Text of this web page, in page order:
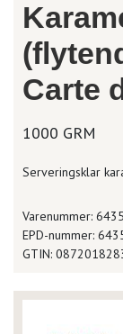
Carte
1000 GRM
Serveringsklar
Varenummer:
EPD-nummer:
GTIN: